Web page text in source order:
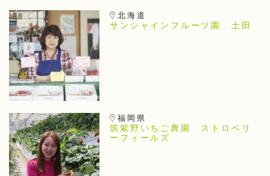
北海道
サンシャインフルーツ園 土田
福岡県
筑紫野いちご農園 ストロベリ
ーフィールズ